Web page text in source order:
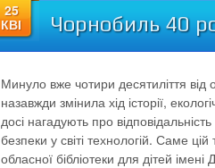
25
КВІ
Чорнобиль 40
Минуло вже чотири десятиліття
назавжди змінила хід історії,
досі нагадують про
безпеки у світі технологій. Саме
обласної бібліотеки для дітей імені